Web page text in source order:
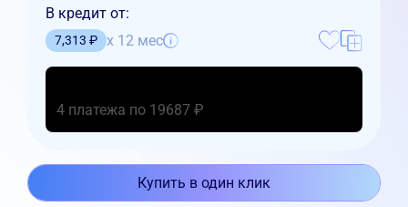
В кредит от:
7,313 ₽ x 12 мес
4 платежа по 19687 ₽
Купить в один клик